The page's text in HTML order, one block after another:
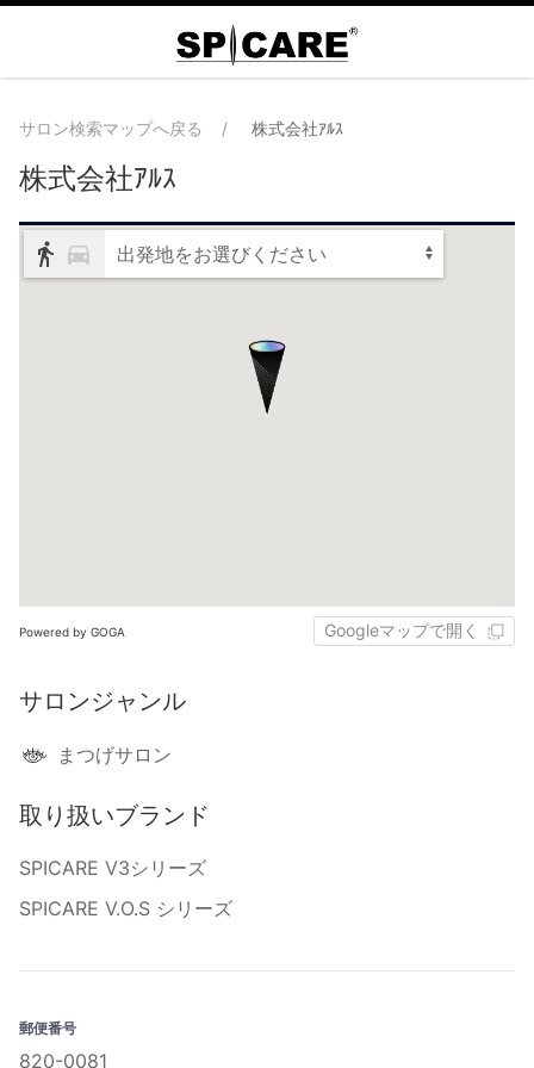
サロン検索マップへ戻る 株式会社ｱﾙｽ
株式会社ｱﾙｽ
出発地をお選びください
Powered by GOGA Googleマップで開く
サロンジャンル
まつげサロン
取り扱いブランド
SPICARE V3シリーズ
SPICARE V.O.S シリーズ
郵便番号
820-0081